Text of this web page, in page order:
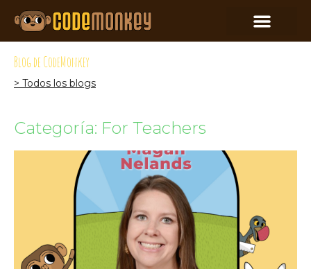
Blog de CodeMonkey
> Todos los blogs
Categoría: For Teachers